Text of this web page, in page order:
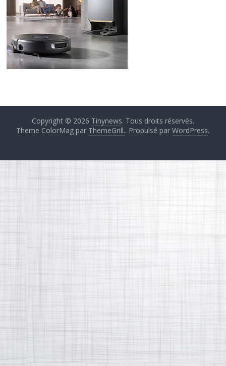
Copyright © 2026 Tinynews. Tous droits réservés.
Theme ColorMag par ThemeGrill.. Propulsé parWordPress.